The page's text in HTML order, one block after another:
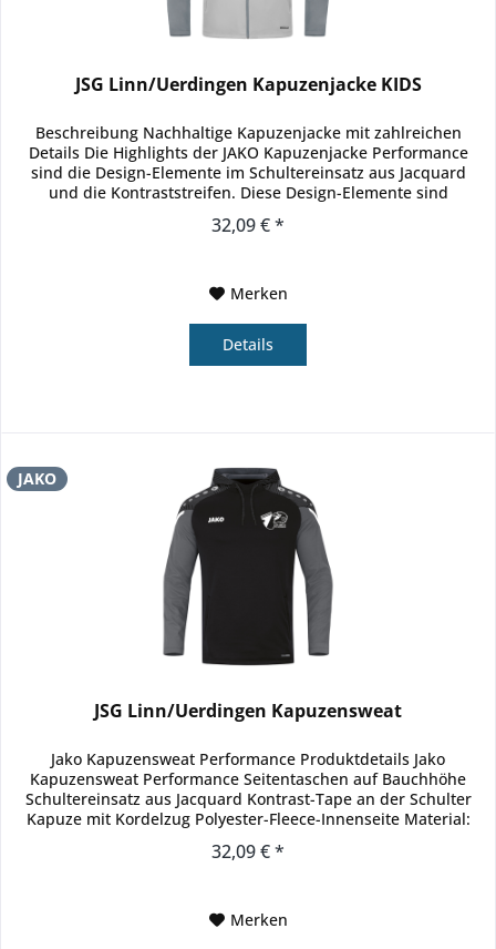
JSG Linn/Uerdingen Kapuzenjacke KIDS
Beschreibung Nachhaltige Kapuzenjacke mit zahlreichen
Details Die Highlights der JAKO Kapuzenjacke Performance
sind die Design-Elemente im Schultereinsatz aus Jacquard
und die Kontraststreifen. Diese Design-Elemente sind
32,09 € *
Merken
Details
JAKO
JSG Linn/Uerdingen Kapuzensweat
Jako Kapuzensweat Performance Produktdetails Jako
Kapuzensweat Performance Seitentaschen auf Bauchhöhe
Schultereinsatz aus Jacquard Kontrast-Tape an der Schulter
Kapuze mit Kordelzug Polyester-Fleece-Innenseite Material:
32,09 € *
Merken